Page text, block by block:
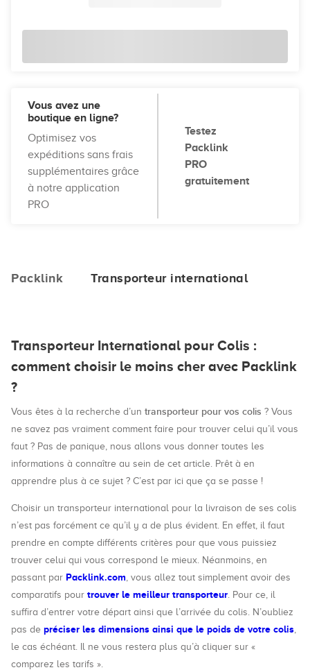
Vous avez une
boutique en ligne?
Optimisez vos
expéditions sans frais
supplémentaires grâce
à notre application
PRO
Testez
Packlink
PRO
gratuitement
Packlink Transporteur international
Transporteur International pour Colis :
comment choisir le moins cher avec Packlink
?
Vous êtes à la recherche d’un transporteur pour vos colis ? Vous
ne savez pas vraiment comment faire pour trouver celui qu’il vous
faut ? Pas de panique, nous allons vous donner toutes les
informations à connaître au sein de cet article. Prêt à en
apprendre plus à ce sujet ? C’est par ici que ça se passe !
Choisir un transporteur international pour la livraison de ses colis
n’est pas forcément ce qu’il y a de plus évident. En effet, il faut
prendre en compte différents critères pour que vous puissiez
trouver celui qui vous correspond le mieux. Néanmoins, en
passant par Packlink.com, vous allez tout simplement avoir des
comparatifs pour trouver le meilleur transporteur. Pour ce, il
suffira d’entrer votre départ ainsi que l’arrivée du colis. N’oubliez
pas de préciser les dimensions ainsi que le poids de votre colis,
le cas échéant. Il ne vous restera plus qu’à cliquer sur «
comparez les tarifs ».